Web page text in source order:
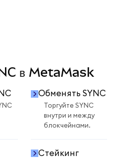
в MetaMask
Обменять SYNC
Торгуйте SYNC
внутри и между
блокчейнами.
Стейкинг